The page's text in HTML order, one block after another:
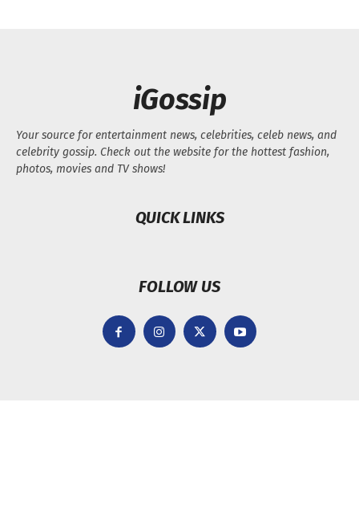
iGossip
Your source for entertainment news, celebrities, celeb news, and
celebrity gossip. Check out the website for the hottest fashion,
photos, movies and TV shows!
QUICK LINKS
FOLLOW US